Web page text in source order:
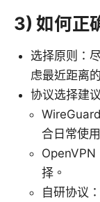
3) 如何正
选择原则：
虑最近距离
协议选择建议
合日常使用
OpenVPN
择。
自研协议